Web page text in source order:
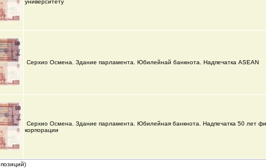
университету
Серхио Осмена. Здание парламента. Юбилейнай банкнота. Надпечатка ASEAN
Серхио Осмена. Здание парламента. Юбилейная банкнота. Надпечатка 50 лет
корпорации
позиций)